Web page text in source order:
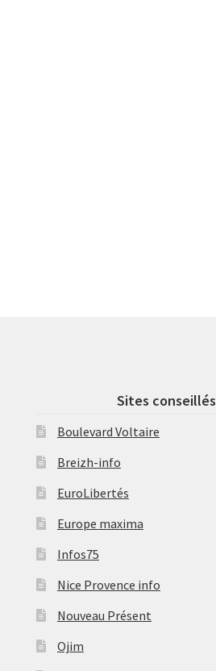
Sites conseillés
Boulevard Voltaire
Breizh-info
EuroLibertés
Europe maxima
Infos75
Nice Provence info
Nouveau Présent
Ojim